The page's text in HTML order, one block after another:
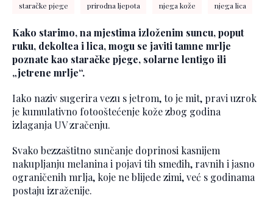
staračke pjege prirodna ljepota njega kože njega lica
Kako starimo, na mjestima izloženim suncu, poput
ruku, dekoltea i lica, mogu se javiti tamne mrlje
poznate kao staračke pjege, solarnе lentigo ili
„jetrene mrlje“.
Iako naziv sugerira vezu s jetrom, to je mit, pravi uzrok
je kumulativno fotooštećenje kože zbog godina
izlaganja UV zračenju.
Svako bezzaštitno sunčanje doprinosi kasnijem
nakupljanju melanina i pojavi tih smeđih, ravnih i jasno
ograničenih mrlja, koje ne blijede zimi, već s godinama
postaju izraženije.